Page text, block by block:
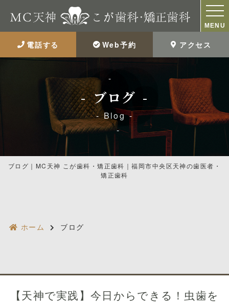
MENU
電話する Web予約 アクセス
ブログ
Blog
ブログ｜MC天神 こが歯科・矯正歯科｜福岡市中央区天神の歯医者・
矯正歯科
ホーム ブログ
【天神で実践】今日からできる！虫歯を